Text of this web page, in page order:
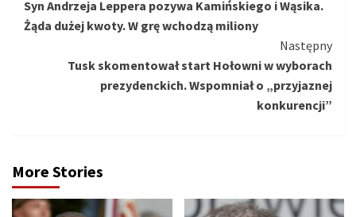
czytanie
Syn Andrzeja Leppera pozywa Kamińskiego i Wąsika.
Żąda dużej kwoty. W grę wchodzą miliony
Następny
Tusk skomentował start Hołowni w wyborach
prezydenckich. Wspomniał o „przyjaznej
konkurencji”
More Stories